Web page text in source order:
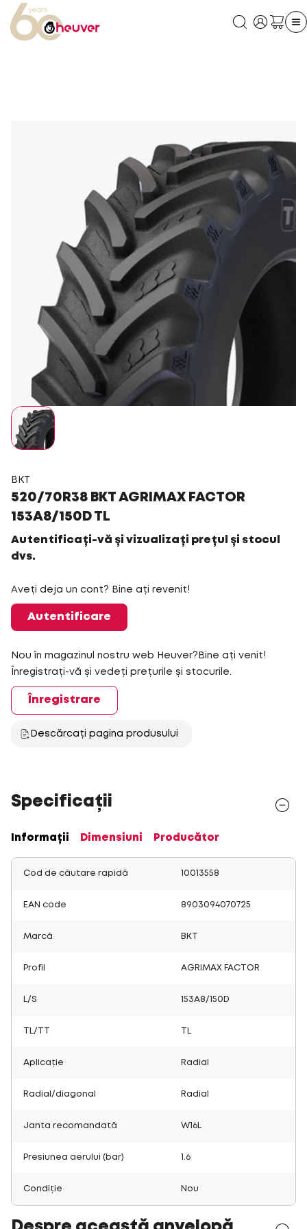
BKT
520/70R38 BKT AGRIMAX FACTOR
153A8/150D TL
Autentificați-vă și vizualizați prețul și stocul
dvs.
Aveți deja un cont? Bine ați revenit!
Autentificare
Nou în magazinul nostru web Heuver?Bine ați venit!
Înregistrați-vă și vedeți prețurile și stocurile.
Înregistrare
Descărcați pagina produsului
Specificații
Informații Dimensiuni Producător
Cod de căutare rapidă 10013558
EAN code 8903094070725
Marcă BKT
Profil AGRIMAX FACTOR
L/S 153A8/150D
TL/TT
Aplicație Radial
Radial/diagonal Radial
Janta recomandată W16L
Presiunea aerului (bar) 1.6
Condiție Nou